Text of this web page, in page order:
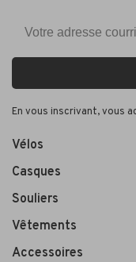
En vous inscrivant, vous
Vélos
Casques
Souliers
Vêtements
Accessoires